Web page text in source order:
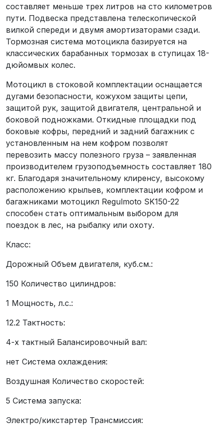
составляет меньше трех литров на сто километров
пути. Подвеска представлена телескопической
вилкой спереди и двумя амортизаторами сзади.
Тормозная система мотоцикла базируется на
классических барабанных тормозах в ступицах 18-
дюйомвых колес.
Мотоцикл в стоковой комплектации оснащается
дугами безопасности, кожухом защиты цепи,
защитой рук, защитой двигателя, центральной и
боковой подножками. Откидные площадки под
боковые кофры, передний и задний багажник с
установленным на нем кофром позволят
перевозить массу полезного груза – заявленная
производителем грузоподъемность составляет 180
кг. Благодаря значительному клиренсу, высокому
расположению крыльев, комплектации кофром и
багажниками мотоцикл Regulmoto SK150-22
способен стать оптимальным выбором для
поездок в лес, на рыбалку или охоту.
Класс:
Дорожный Объем двигателя, куб.см.:
150 Количество цилиндров:
1 Мощность, л.с.:
12.2 Тактность:
4-x тактный Балансировочный вал:
нет Система охлаждения:
Воздушная Количество скоростей:
5 Система запуска:
Электро/кикстартер Трансмиссия: